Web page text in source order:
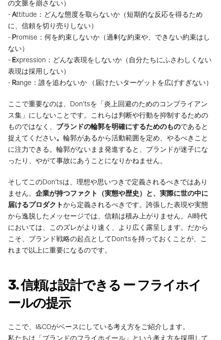
の文脈を崩さない）
- Attitude：どんな態度を取らないか（短期的な反応を得るため
に、信頼を切り売りしない）
- Promise：何を約束しないか（過剰な約束や、できない約束はし
ない）
- Expression：どんな表現をしないか（自分たちにふさわしくない
表現は採用しない）
- Range：誰を追わないか （届けたいターゲットを広げすぎない）
ここで重要なのは、Don’tsを「炎上回避のためのコンプライアン
ス集」にしないことです。これらは判断や行動を抑制するための
ものではなく、 ブランドの輪郭を明確にするためのものであると
捉えてください。 輪郭があるから活動範囲を定め、やるべきこと
に注力できる。輪郭がないまま発進すると、ブランドが迷子にな
ったり、やがて事故にあうことになりかねません。
そしてこのDon’tsは、理想や思いつきで定義されるべきではあり
ません。 企業が持つファクト（実態や歴史）と、実際に世の中に
届けるプロダクトから定義されるべきです。誇張した表現や実態
から逸脱したメッセージでは、信頼は積み上がりません。AI時代
においては、このズレがより速く、より広く露呈します。だから
こそ、ブランド戦略の起点としてDon'tsを持っておくことが、こ
れまで以上に重要になるのです。
3. 信頼は設計できる ー フライホイ
ールの提示
ここで、I&COがベースにしている考え方をご紹介します。